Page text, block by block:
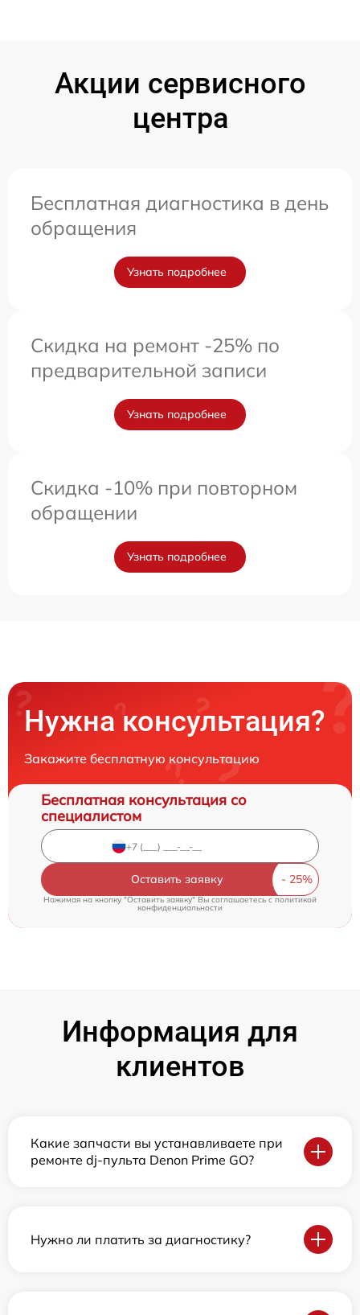
Акции сервисного
центра
Бесплатная диагностика в день
обращения
Узнать подробнее
Скидка на ремонт -25% по
предварительной записи
Узнать подробнее
Скидка -10% при повторном
обращении
Узнать подробнее
Нужна консультация?
Закажите бесплатную консультацию
Бесплатная консультация со
специалистом
Оставить заявку
Нажимая на кнопку "Оставить заявку" Вы соглашаетесь c политикой
конфиденциальности
Информация для
клиентов
Какие запчасти вы устанавливаете при
ремонте dj-пульта Denon Prime GO?
Нужно ли платить за диагностику?